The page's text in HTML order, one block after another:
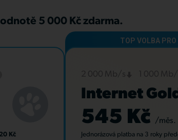
5 000 Kč zdarma.
Kč
Internet
545 Kč /měs.
Jednorázová platba na 3 roky